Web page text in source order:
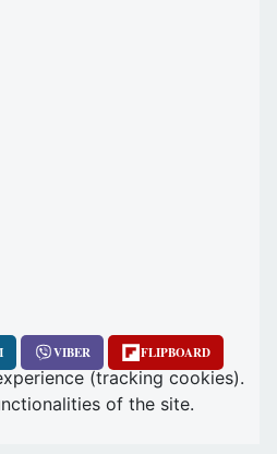
VIBER FLIPBOARD
(tracking cookies).
of the site.